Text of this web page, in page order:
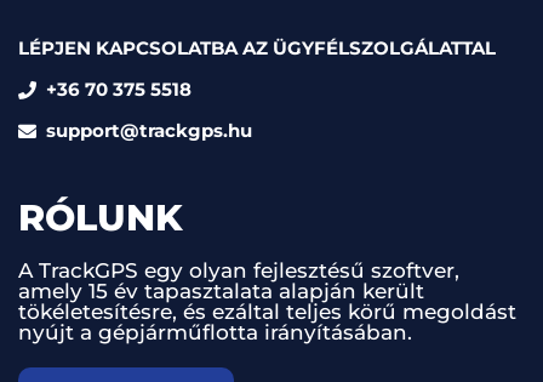
LÉPJEN KAPCSOLATBA AZ ÜGYFÉLSZOLGÁLATTAL
+36 70 375 5518
support@trackgps.hu
RÓLUNK
A TrackGPS egy olyan fejlesztésű szoftver,
amely 15 év tapasztalata alapján került
tökéletesítésre, és ezáltal teljes körű megoldást
nyújt a gépjárműflotta irányításában.